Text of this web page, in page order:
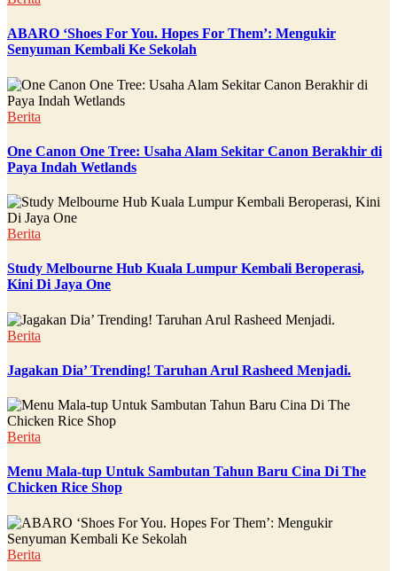
ABARO ‘Shoes For You. Hopes For Them’: Mengukir
Senyuman Kembali Ke Sekolah
Berita
One Canon One Tree: Usaha Alam Sekitar Canon Berakhir di
Paya Indah Wetlands
Berita
Study Melbourne Hub Kuala Lumpur Kembali Beroperasi,
Kini Di Jaya One
Berita
Jagakan Dia’ Trending! Taruhan Arul Rasheed Menjadi.
Berita
Menu Mala-tup Untuk Sambutan Tahun Baru Cina Di The
Chicken Rice Shop
Berita